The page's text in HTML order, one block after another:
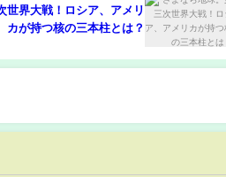
世界大戦！ロシア、アメリ
カが持つ核の三本柱とは？